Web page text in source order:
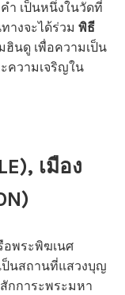
ำ เป็นหนึ่งในวัดที่
างจะได้ร่วมพิธี
ฮินดู เพื่อความเป็น
ความเจริญใน
เมือง
อพระพิฆเนศ
ป็นสถานที่แสวงบุญ
กการะพระมหา